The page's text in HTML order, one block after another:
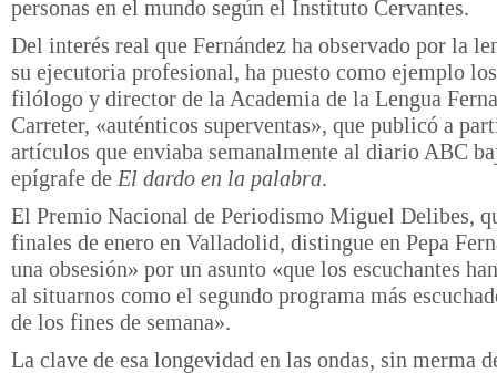
personas en el mundo según el Instituto Cervantes.
Del interés real que Fernández ha observado por la
su ejecutoria profesional, ha puesto como ejemplo
filólogo y director de la Academia de la Lengua
Carreter, «auténticos superventas», que publicó a
artículos que enviaba semanalmente al diario ABC
epígrafe de El dardo en la palabra.
El Premio Nacional de Periodismo Miguel Delibes,
finales de enero en Valladolid, distingue en Pepa
una obsesión» por un asunto «que los escuchantes
al situarnos como el segundo programa más
de los fines de semana».
La clave de esa longevidad en las ondas, sin merma